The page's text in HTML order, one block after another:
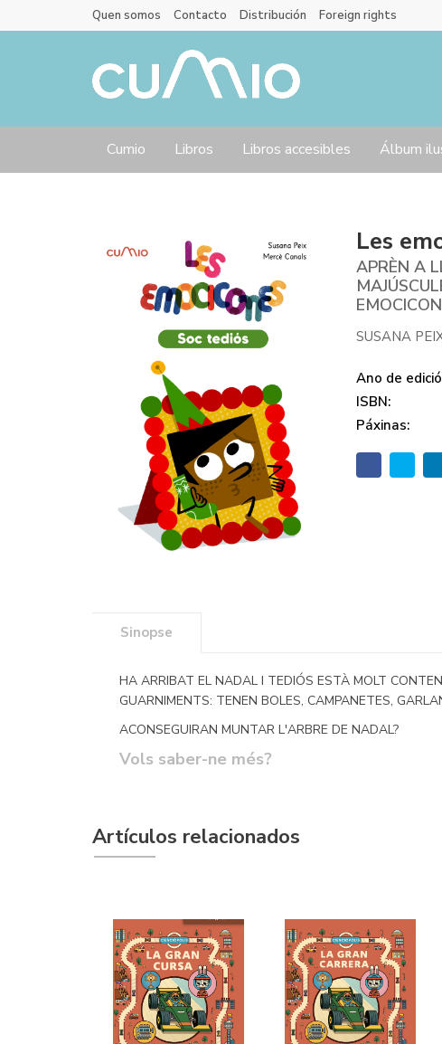
Quen somos Contacto Distribución Foreign rights
Cumio Libros Libros accesibles Álbum
Les
APRÈN A
SUSANA
Ano de
ISBN:
Páxinas:
Sinopse
HA ARRIBAT EL NADAL I TEDIÓS ESTÀ MOLT
GUARNIMENTS: TENEN BOLES, CAMPANETES,
ACONSEGUIRAN MUNTAR L'ARBRE DE NADAL?
Vols saber-ne més?
Artículos relacionados